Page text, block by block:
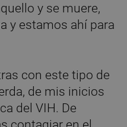
y se muere,
y estamos ahí para
con este tipo de
de mis inicios
del VIH. De